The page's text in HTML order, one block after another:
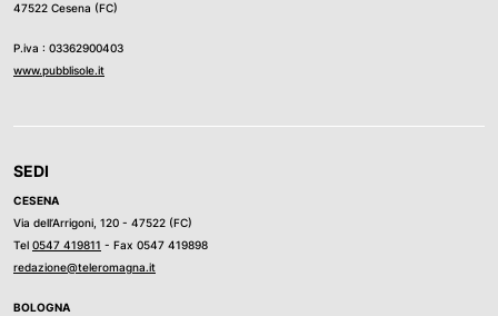
47522 Cesena (FC)
P.iva : 03362900403
www.pubblisole.it
SEDI
CESENA
Via dell’Arrigoni, 120 - 47522 (FC)
Tel 0547 419811 - Fax 0547 419898
redazione@teleromagna.it
BOLOGNA